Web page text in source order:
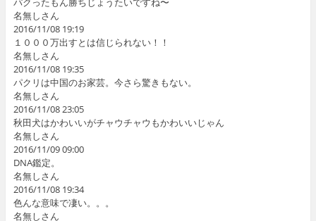
名無しさん
2016/11/08 19:19
１０００万出すとは信じられない！！
名無しさん
2016/11/08 19:35
パクリは中国のお家芸。今さら驚きもない。
名無しさん
2016/11/08 23:05
秋田犬はかわいいがチャウチャウもかわいいじゃん
名無しさん
2016/11/09 09:00
DNA鑑定。
名無しさん
2016/11/08 19:34
色んな意味で凄い。。。
名無しさん